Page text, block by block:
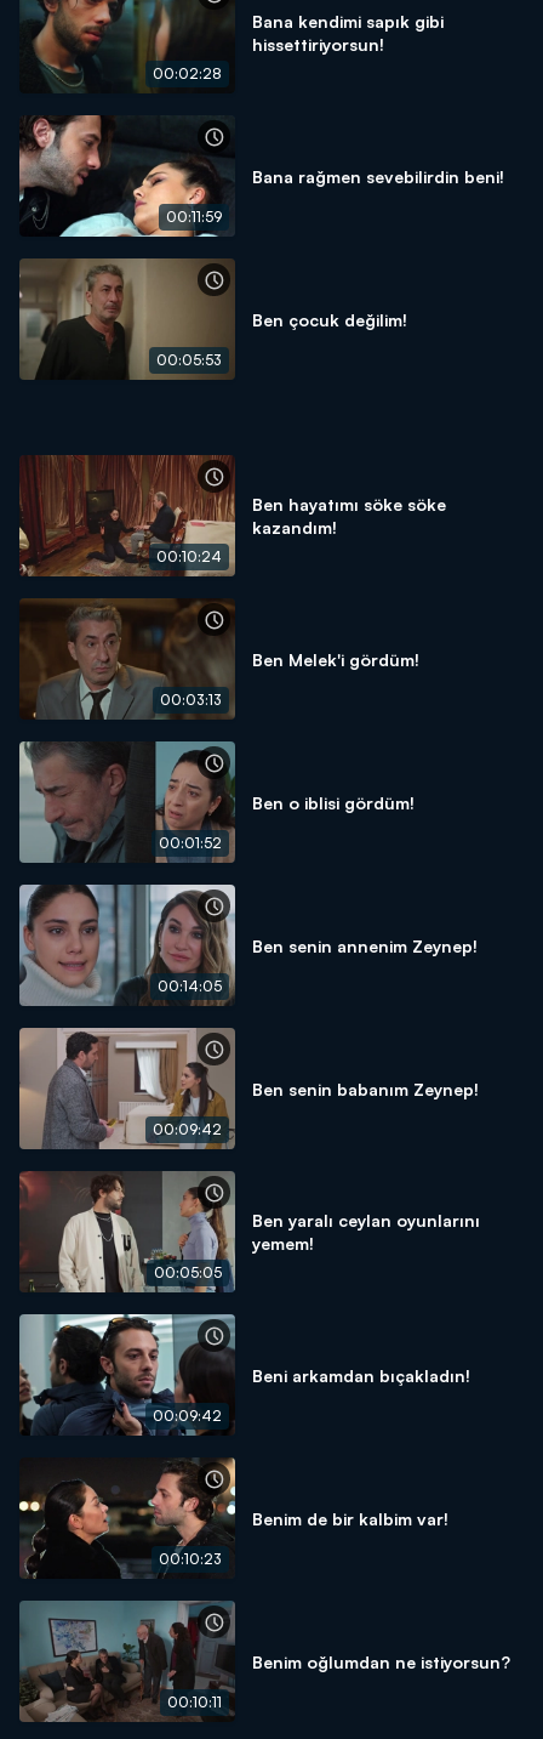
00:02:28
Bana kendimi sapık gibi
hissettiriyorsun!
00:11:59
Bana rağmen sevebilirdin beni!
00:05:53
Ben çocuk değilim!
00:10:24
Ben hayatımı söke söke
kazandım!
00:03:13
Ben Melek'i gördüm!
00:01:52
Ben o iblisi gördüm!
00:14:05
Ben senin annenim Zeynep!
00:09:42
Ben senin babanım Zeynep!
00:05:05
Ben yaralı ceylan oyunlarını
yemem!
00:09:42
Beni arkamdan bıçakladın!
00:10:23
Benim de bir kalbim var!
00:10:11
Benim oğlumdan ne istiyorsun?